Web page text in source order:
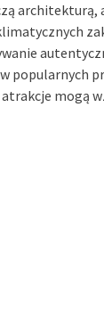
architekturą,
popularnych
mogą